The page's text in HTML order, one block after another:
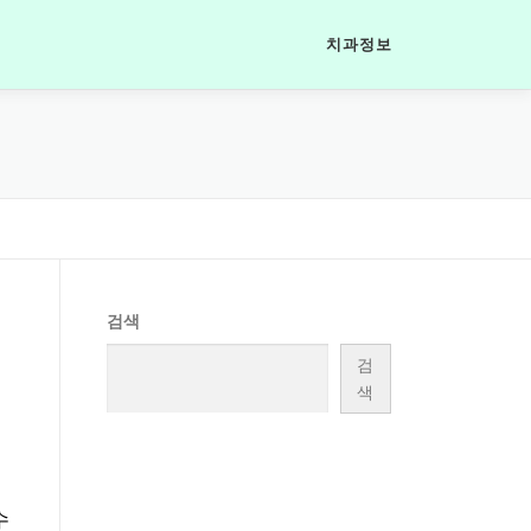
치과정보
검색
검
색